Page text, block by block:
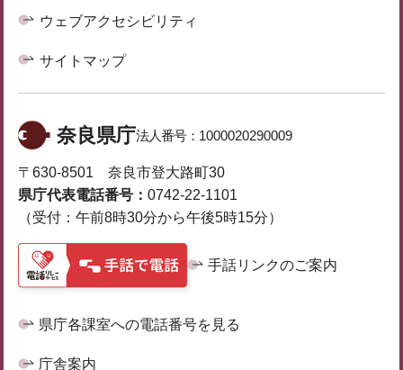
ウェブアクセシビリティ
サイトマップ
奈良県庁法人番号： 1000020290009
〒630-8501 奈良市登大路町30
県庁代表電話番号： 0742-22-1101
（受付：午前8時30分から午後5時15分）
手話リンクのご案内
県庁各課室への電話番号を見る
庁舎案内